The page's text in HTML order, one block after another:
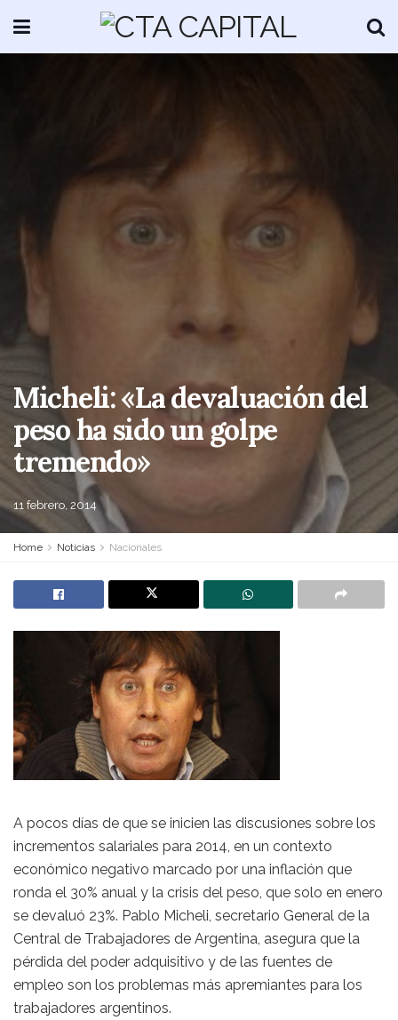
Micheli: «La devaluación del
peso ha sido un golpe
tremendo»
11 febrero, 2014
Home Noticias Nacionales
A pocos días de que se inicien las discusiones sobre los
incrementos salariales para 2014, en un contexto
económico negativo marcado por una inflación que
ronda el 30% anual y la crisis del peso, que solo en enero
se devaluó 23%. Pablo Micheli, secretario General de la
Central de Trabajadores de Argentina, asegura que la
pérdida del poder adquisitivo y de las fuentes de
empleo son los problemas más apremiantes para los
trabajadores argentinos.